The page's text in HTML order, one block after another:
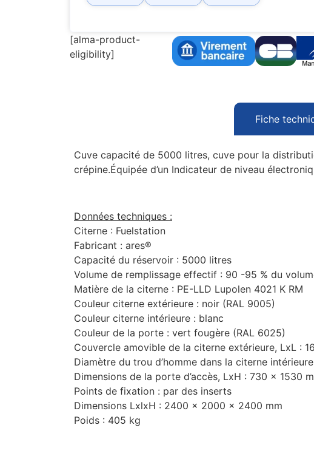
[alma-product-
eligibility]
Fiche
Cuve capacité de 5000 litres, cuve pour la
crépine.Équipée d’un Indicateur de niveau
Données techniques :
Citerne : Fuelstation
Fabricant : ares®
Capacité du réservoir : 5000 litres
Volume de remplissage effectif : 90 -95 % du
Matière de la citerne : PE-LLD Lupolen 4021 K RM
Couleur citerne extérieure : noir (RAL 9005)
Couleur citerne intérieure : blanc
Couleur de la porte : vert fougère (RAL 6025)
Couvercle amovible de la citerne extérieure, LxL :
Diamètre du trou d’homme dans la citerne
Dimensions de la porte d’accès, LxH : 730 x 1530
Points de fixation : par des inserts
Dimensions LxlxH : 2400 x 2000 x 2400 mm
Poids : 405 kg